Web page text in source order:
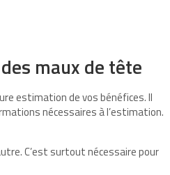
maux de tête
estimation de vos bénéfices. Il
nécessaires à l’estimation.
C’est surtout nécessaire pour